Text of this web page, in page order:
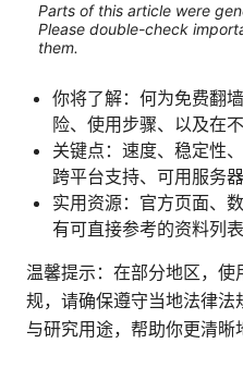
Parts of this article were
Please double-check
them.
你将了解：何为免费翻
险、使用步骤、以及在
关键点：速度、稳定性
跨平台支持、可用服务
实用资源：官方页面、
有可直接参考的资料列表
温馨提示：在部分地区，
规，请确保遵守当地法律
与研究用途，帮助你更清晰